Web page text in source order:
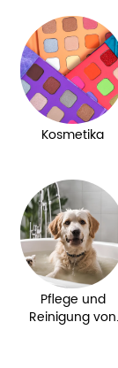
Kosmetika
Pflege und
Reinigung von